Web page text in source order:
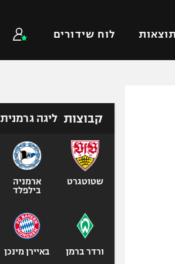
תוצאות לוח שידורים
טניס
כדורעף
ג'ודו
ספורט אולימפי
קבוצות ליגה גרמנית
שטוטגרט
ארמניה
בילפלד
ורדר ברמן באיירן מינכן